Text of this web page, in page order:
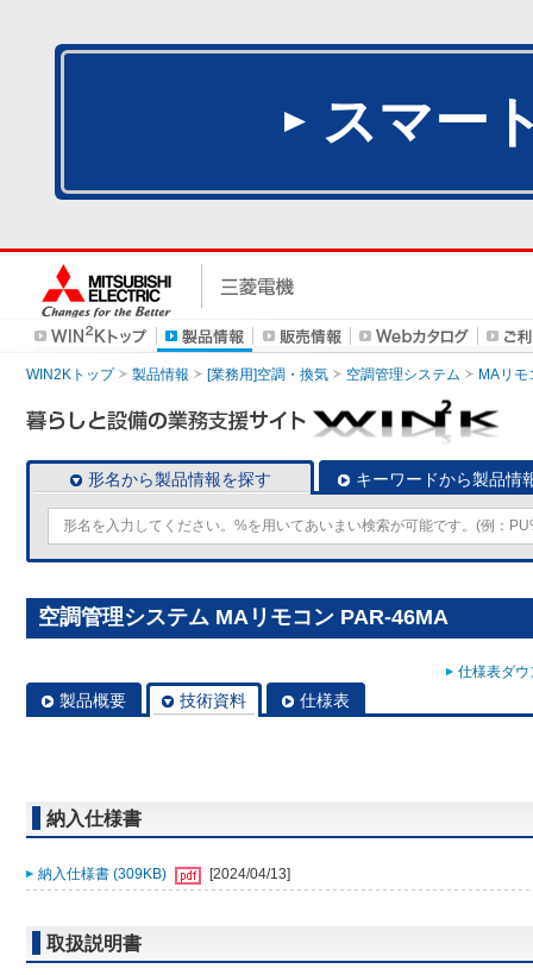
スマー
WIN2Kトップ 製品情報 [業務用]空調・換気 空調管理システム MAリモ
形名から製品情報を探す キーワードから製品情
空調管理システム MAリモコン PAR-46MA
仕様表ダ
製品概要 技術資料 仕様表
納入仕様書
納入仕様書 (309KB) [2024/04/13]
取扱説明書